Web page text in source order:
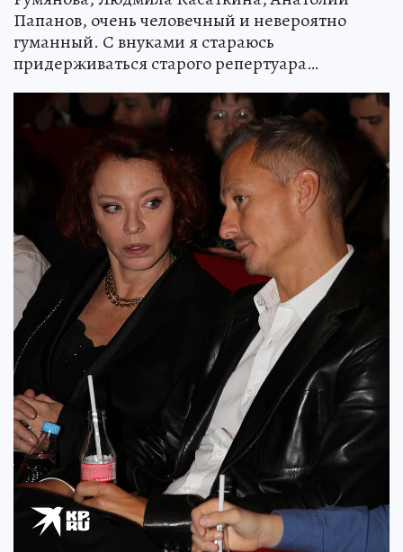
Папанов, очень человечный и невероятно
гуманный. С внуками я стараюсь
придерживаться старого репертуара…